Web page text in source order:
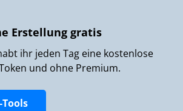
Erstellung gratis
ihr jeden Tag eine kostenlose
und ohne Premium.